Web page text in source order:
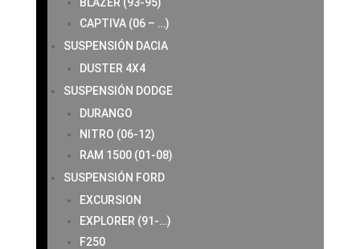
CAPTIVA (06 – …)
SUSPENSIÓN DACIA
DUSTER 4X4
SUSPENSIÓN DODGE
DURANGO
NITRO (06-12)
RAM 1500 (01-08)
SUSPENSIÓN FORD
EXCURSION
EXPLORER (91-…)
F250